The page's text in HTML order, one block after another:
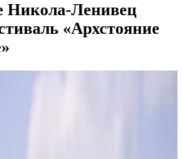
Никола-Ленивец
«Архстояние